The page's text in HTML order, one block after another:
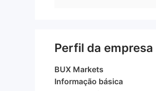
Perfil da empresa
BUX Markets
Informação básica